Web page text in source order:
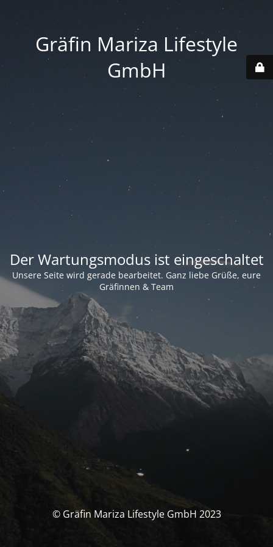
Gräfin Mariza Lifestyle
GmbH
Der Wartungsmodus ist eingeschaltet
Unsere Seite wird gerade bearbeitet. Ganz liebe Grüße, eure
Gräfinnen & Team
© Gräfin Mariza Lifestyle GmbH 2023